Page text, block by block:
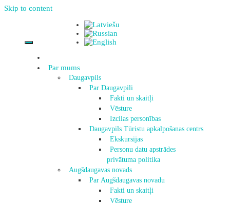
Skip to content
Par mums
Daugavpils
Par Daugavpili
Fakti un skaitļi
Vēsture
Izcilas personības
Daugavpils Tūristu apkalpošanas centrs
Ekskursijas
Personu datu apstrādes
privātuma politika
Augšdaugavas novads
Par Augšdaugavas novadu
Fakti un skaitļi
Vēsture